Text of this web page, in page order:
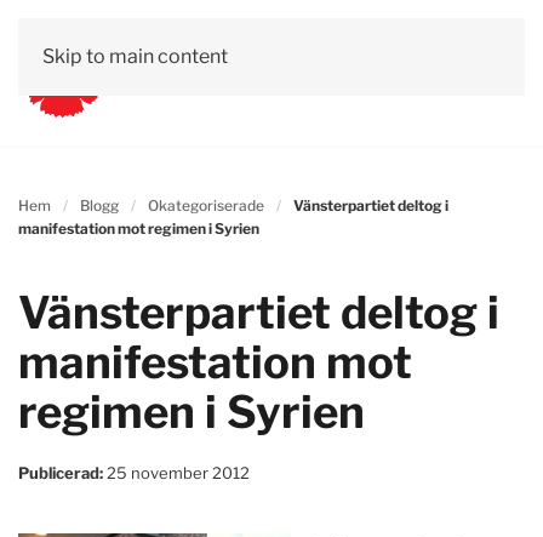
Skip to main content
Hem Blogg Okategoriserade
Vänsterpartiet deltog i
manifestation mot regimen i Syrien
Vänsterpartiet deltog i
manifestation mot
regimen i Syrien
Publicerad: 25 november 2012